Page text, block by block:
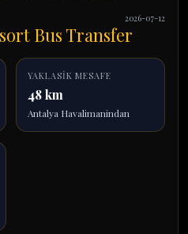
2026-07-12
Bus Transfer
YAKLASIK MESAFE
48 km
Antalya Havalimanindan